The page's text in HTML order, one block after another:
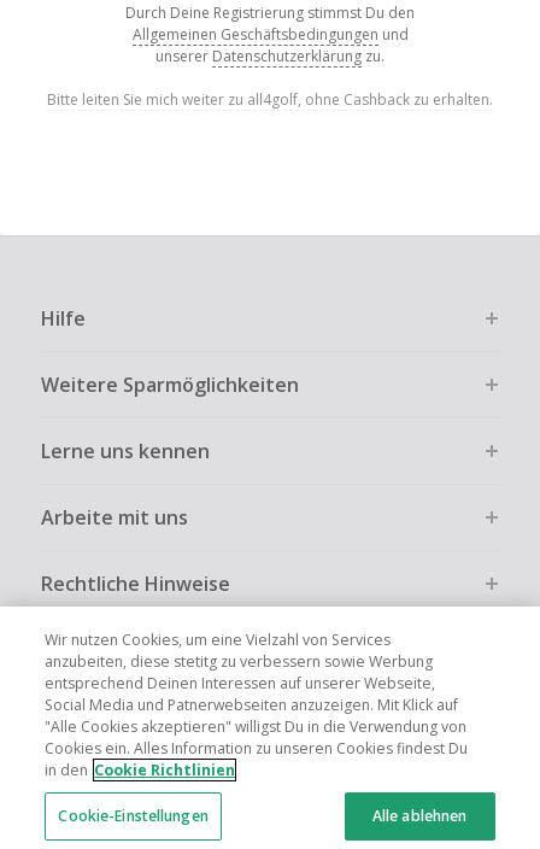
Durch Deine Registrierung stimmst Du den
Allgemeinen Geschäftsbedingungen und
unserer Datenschutzerklärung zu.
Bitte leiten Sie mich weiter zu all4golf, ohne Cashback zu erhalten.
Hilfe
Weitere Sparmöglichkeiten
Lerne uns kennen
Arbeite mit uns
Rechtliche Hinweise
Globale Websites UK US CN JP FR AU IT
Wir nutzen Cookies, um eine Vielzahl von Services
anzubeiten, diese stetitg zu verbessern sowie Werbung
entsprechend Deinen Interessen auf unserer Webseite,
Social Media und Patnerwebseiten anzuzeigen. Mit Klick auf
"Alle Cookies akzeptieren" willigst Du in die Verwendung von
Cookies ein. Alles Information zu unseren Cookies findest Du
in den Cookie Richtlinien
Cookie-Einstellungen Alle ablehnen